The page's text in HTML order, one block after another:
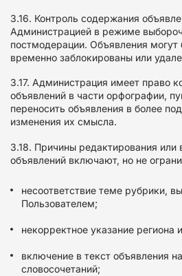
3.16. Контроль содержания
Администрацией в режиме
постмодерации. Объявления могут
временно заблокированы или
3.17. Администрация имеет право
объявлений в части орфографии,
переносить объявления в более
изменения их смысла.
3.18. Причины редактирования или
объявлений включают, но не
несоответствие теме рубрики,
Пользователем;
некорректное указание региона
включение в текст объявления
словосочетаний;